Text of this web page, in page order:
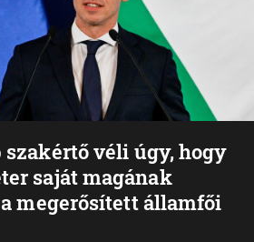
szakértő véli úgy, hogy
saját magának
megerősített államfői